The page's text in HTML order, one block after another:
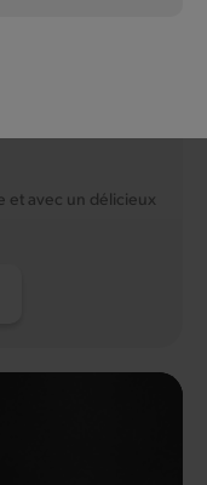
et avec un délicieux